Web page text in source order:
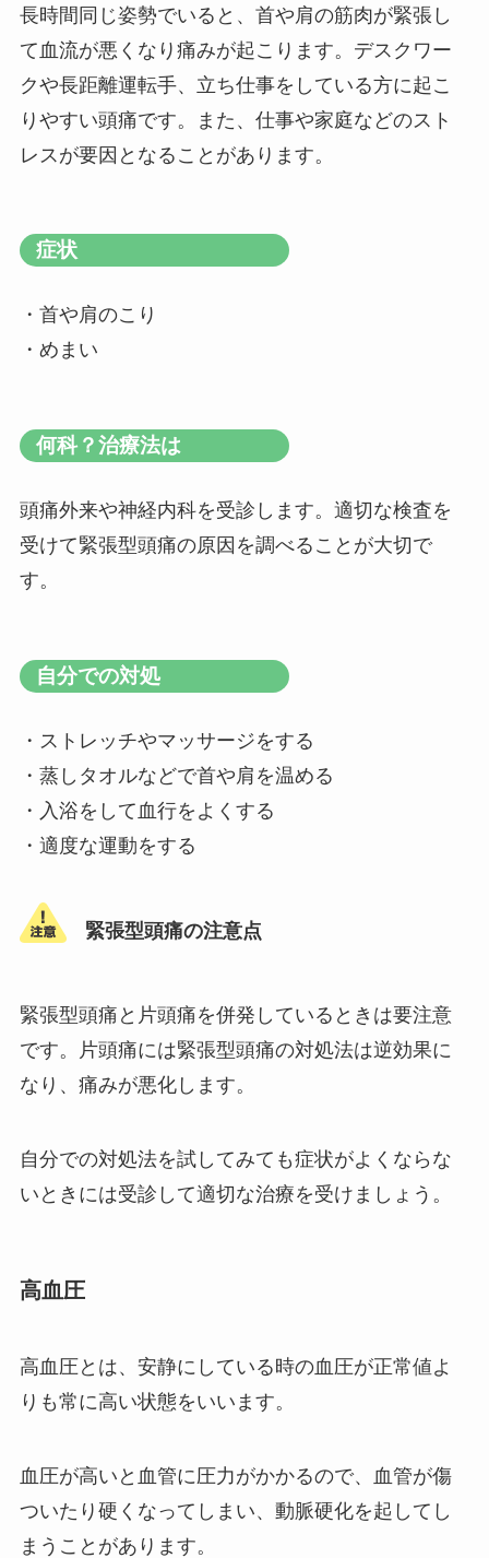
長時間同じ姿勢でいると、首や肩の筋肉が緊張し
て血流が悪くなり痛みが起こります。デスクワー
クや長距離運転手、立ち仕事をしている方に起こ
りやすい頭痛です。また、仕事や家庭などのスト
レスが要因となることがあります。
症状
・首や肩のこり
・めまい
何科？治療法は
頭痛外来や神経内科を受診します。適切な検査を
受けて緊張型頭痛の原因を調べることが大切で
す。
自分での対処
・ストレッチやマッサージをする
・蒸しタオルなどで首や肩を温める
・入浴をして血行をよくする
・適度な運動をする
緊張型頭痛の注意点
緊張型頭痛と片頭痛を併発しているときは要注意
です。片頭痛には緊張型頭痛の対処法は逆効果に
なり、痛みが悪化します。
自分での対処法を試してみても症状がよくならな
いときには受診して適切な治療を受けましょう。
高血圧
高血圧とは、安静にしている時の血圧が正常値よ
りも常に高い状態をいいます。
血圧が高いと血管に圧力がかかるので、血管が傷
ついたり硬くなってしまい、動脈硬化を起してし
まうことがあります。